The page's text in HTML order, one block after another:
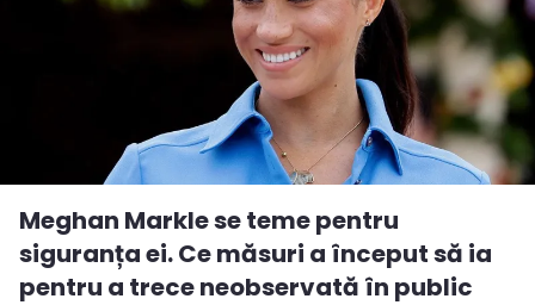
Meghan Markle se teme pentru
siguranța ei. Ce măsuri a început să ia
pentru a trece neobservată în public